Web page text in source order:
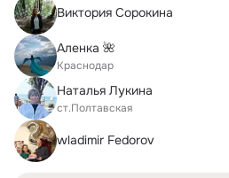
Виктория Сорокина
Аленка 🌺
Краснодар
Наталья Лукина
ст.Полтавская
wladimir Fedorov